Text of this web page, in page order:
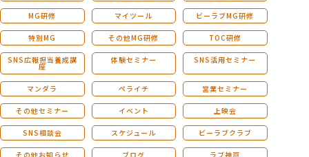
MG研修 マイツール ビーラブMG研修
特別MG その他MG研修 TOC研修
SNS広報担当養成講
座
体験セミナー SNS活用セミナー
マンダラ ペライチ 営業セミナー
その他セミナー イベント 上映会
SNS相談会 スケジュール ビーラブクラブ
その他お知らせ ブログ ラブ神戸